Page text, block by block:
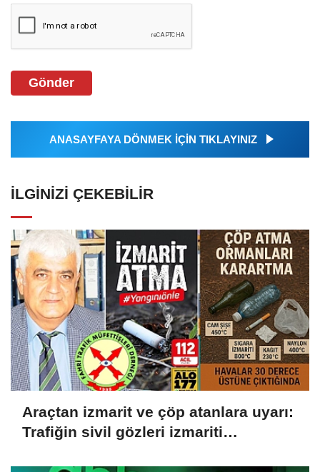
Gönder
ANASAYFAYA DÖNMEK İÇİN TIKLAYINIZ
İLGINIZI ÇEKEBILIR
Araçtan izmarit ve çöp atanlara uyarı:
Trafiğin sivil gözleri izmariti